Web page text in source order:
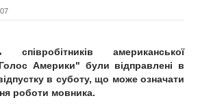
співробітників американської
Америки" були відправлені в
в суботу, що може означати
роботи мовника.